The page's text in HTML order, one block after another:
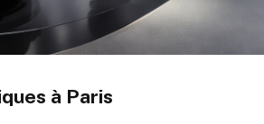
à Paris